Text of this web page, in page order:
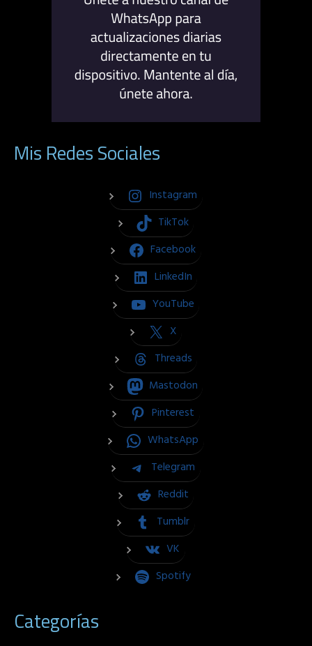
Mis Redes Sociales
Instagram
TikTok
Facebook
LinkedIn
YouTube
X
Threads
Mastodon
Pinterest
WhatsApp
Telegram
Reddit
Tumblr
VK
Spotify
Categorías